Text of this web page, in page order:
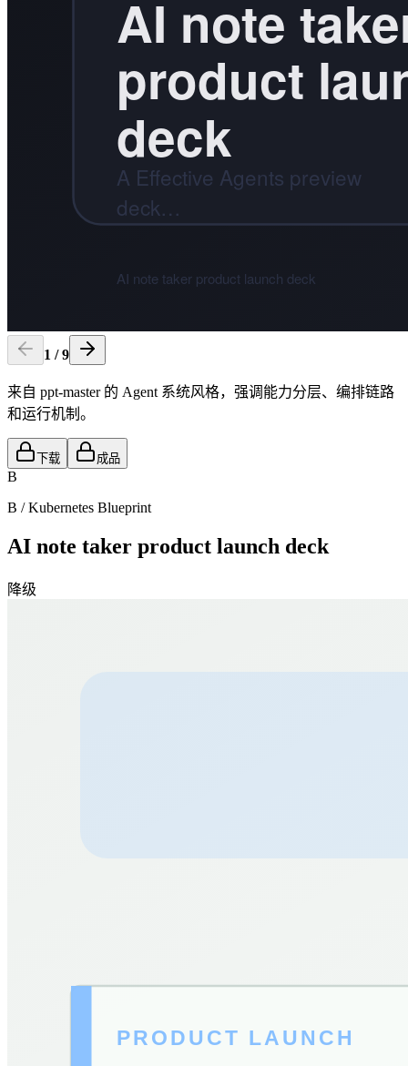
1 /9
来自 ppt-master 的 Agent 系统风格，强调能力分层、编排链路
和运行机制。
下载 成品
B
B /Kubernetes Blueprint
AI note taker product launch deck
降级